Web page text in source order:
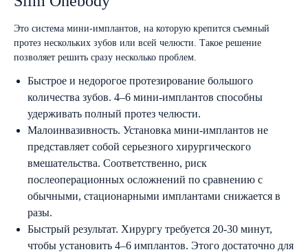
Это система мини-имплантов, на которую крепится съемный
протез нескольких зубов или всей челюсти. Такое решение
позволяет решить сразу несколько проблем.
Быстрое и недорогое протезирование большого
количества зубов. 4–6 мини-имплантов способны
удерживать полный протез челюсти.
Малоинвазивность. Установка мини-имплантов не
представляет собой серьезного хирургического
вмешательства. Соответственно, риск
послеоперационных осложнений по сравнению с
обычными, стационарными имплантами снижается в
разы.
Быстрый результат. Хирургу требуется 20-30 минут,
чтобы установить 4–6 имплантов. Этого достаточно для